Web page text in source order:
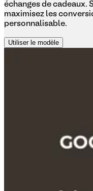
échanges de cadeaux.
maximisez les
personnalisable.
Utiliser le modèle